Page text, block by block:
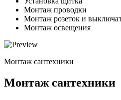
Монтаж проводки
Монтаж розеток и
Монтаж освещения
Монтаж сантехники
Монтаж сантехники